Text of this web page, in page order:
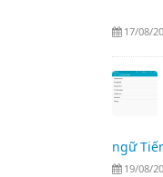
17/08/
ngữ
19/08/